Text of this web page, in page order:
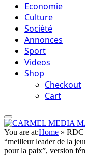
Economie
Culture
Socièté
Annonces
Sport
Videos
Shop
Checkout
Cart
You are at:Home » RDC
“meilleur leader de la
pour la paix”, version